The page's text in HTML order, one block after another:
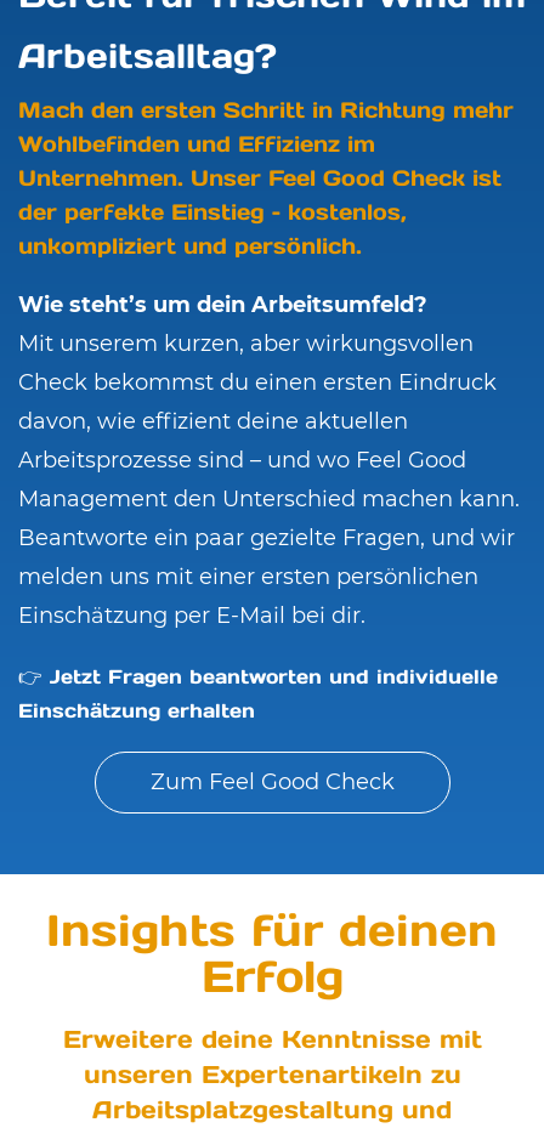
Arbeitsalltag?
Mach den ersten Schritt in Richtung mehr
Wohlbefinden und Effizienz im
Unternehmen. Unser Feel Good Check ist
der perfekte Einstieg – kostenlos,
unkompliziert und persönlich.
Wie steht’s um dein Arbeitsumfeld?
Mit unserem kurzen, aber wirkungsvollen
Check bekommst du einen ersten Eindruck
davon, wie effizient deine aktuellen
Arbeitsprozesse sind – und wo Feel Good
Management den Unterschied machen kann.
Beantworte ein paar gezielte Fragen, und wir
melden uns mit einer ersten persönlichen
Einschätzung per E-Mail bei dir.
👉 Jetzt Fragen beantworten und individuelle
Einschätzung erhalten
Zum Feel Good Check
Insights für deinen
Erfolg
Erweitere deine Kenntnisse mit
unseren Expertenartikeln zu
Arbeitsplatzgestaltung und